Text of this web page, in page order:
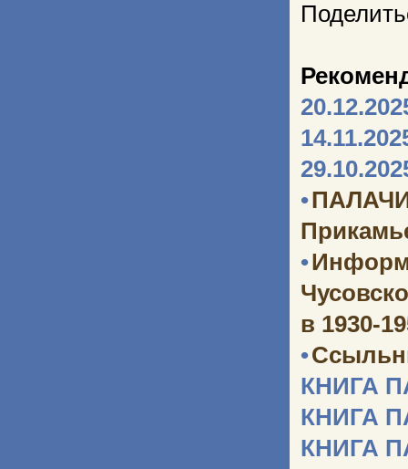
•
•
в 1930-
•
КНИГА
КНИГА
КНИГА